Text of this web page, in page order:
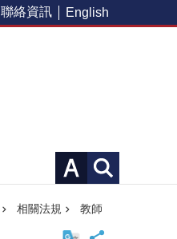
聯絡資訊 English
相關法規 教師